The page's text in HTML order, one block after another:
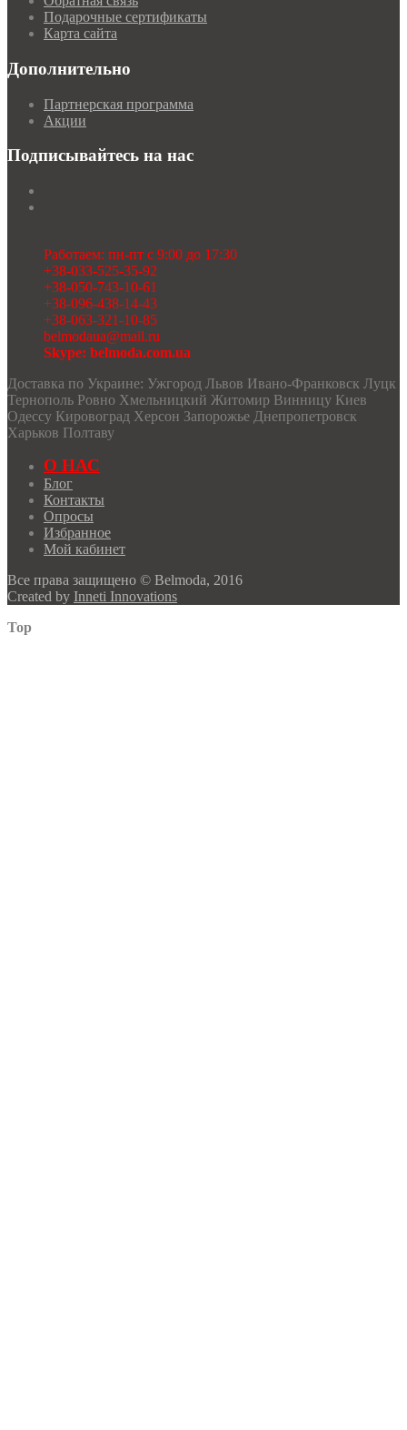
MODA-URS
MUBLIZ
NEEDLE REVERTEX
NOVA LINE
PIRS
PRETTY
RIVOLI
TEFFI
TENSI
test_producer
TEZA
URS
VESNALETTO
VILENA FASHION
VITTORIA QUEEN
БелЭльСтиль
ОРХИДЕЯ
РАСПРОДАЖА
Твой Имидж
Подарочные сертификаты
Карта сайта
Дополнительно
Партнерская программа
Акции
Подписывайтесь на нас
Работаем: пн-пт с 9:00 до 17:30
+38-033-525-35-92
+38-050-743-10-61
+38-096-438-14-43
+38-063-321-10-85
belmodaua@mail.ru
Skype: belmoda.com.ua
Доставка по Украине: Ужгород Львов Ивано-Франковск Луцк
Тернополь Ровно Хмельницкий Житомир Винницу Киев
Одессу Кировоград Херсон Запорожье Днепропетровск
Харьков Полтаву
О НАС
Блог
Контакты
Опросы
Избранное
Мой кабинет
Все права защищено © Belmoda, 2016
Created by Inneti Innovations
Top